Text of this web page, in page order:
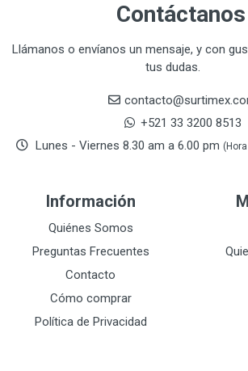
CRAFTSMAN
DEWALT ACCESORIOS
DEWALT HTA.MANUAL
DREMEL
E-Z WELD
EATON (COOPER-HARROW HARD)
EATON ROYER
Contáctanos
Llámanos o envíanos un mensaje, y con
tus dudas.
+521 33 3200 8513
Lunes - Viernes 8.30 am a 6.00 pm
Información
Quiénes Somos
Preguntas Frecuentes
Contacto
Cómo comprar
Política de Privacidad